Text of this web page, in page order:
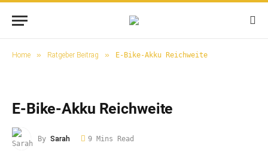
Home » Ratgeber Beitrag » E-Bike-Akku Reichweite
E-Bike-Akku Reichweite
By Sarah 9 Mins Read